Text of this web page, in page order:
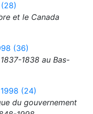
et le Canada
(36)
1838 au Bas-
(24)
du gouvernement